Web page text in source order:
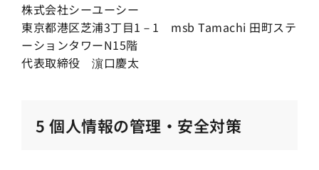
株式会社シーユーシー
東京都港区芝浦3丁目1－1 msb Tamachi 田町ステ
ーションタワーN15階
代表取締役 濵口慶太
5 個人情報の管理・安全対策